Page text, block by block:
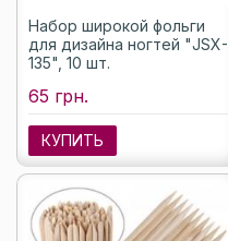
Набор широкой фольги
для дизайна ногтей "JSX-
135", 10 шт.
65 грн.
КУПИТЬ